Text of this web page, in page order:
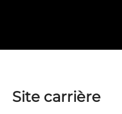
Site carrière